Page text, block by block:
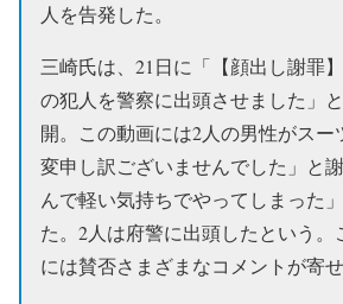
人を告発した。
三崎氏は、21日に「【顔出し謝罪
の犯人を警察に出頭させました」
開。この動画には2人の男性がスー
変申し訳ございませんでした」と
んで軽い気持ちでやってしまった
た。2人は府警に出頭したという
には賛否さまざまなコメントが寄せ